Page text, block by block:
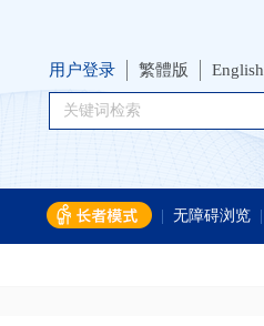
用户登录 繁體版 English
无障碍浏览